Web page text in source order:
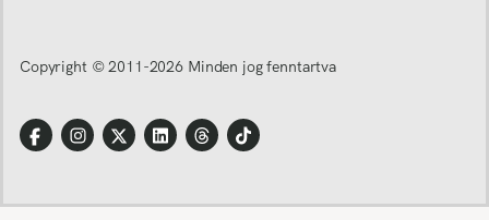
Copyright © 2011-2026 Minden jog fenntartva